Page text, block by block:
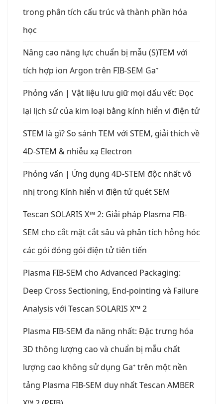
trong phân tích cấu trúc và thành phần hóa
học
Nâng cao năng lực chuẩn bị mẫu (S)TEM với
tích hợp ion Argon trên FIB-SEM Ga⁺
Phỏng vấn | Vật liệu lưu giữ mọi dấu vết: Đọc
lại lịch sử của kim loại bằng kính hiển vi điện tử
STEM là gì? So sánh TEM với STEM, giải thích về
4D-STEM & nhiễu xạ Electron
Phỏng vấn | Ứng dụng 4D-STEM độc nhất vô
nhị trong Kính hiển vi điện tử quét SEM
Tescan SOLARIS X™ 2: Giải pháp Plasma FIB-
SEM cho cắt mặt cắt sâu và phân tích hỏng hóc
các gói đóng gói điện tử tiên tiến
Plasma FIB-SEM cho Advanced Packaging:
Deep Cross Sectioning, End-pointing và Failure
Analysis với Tescan SOLARIS X™ 2
Plasma FIB-SEM đa năng nhất: Đặc trưng hóa
3D thông lượng cao và chuẩn bị mẫu chất
lượng cao không sử dụng Ga⁺ trên một nền
tảng Plasma FIB-SEM duy nhất Tescan AMBER